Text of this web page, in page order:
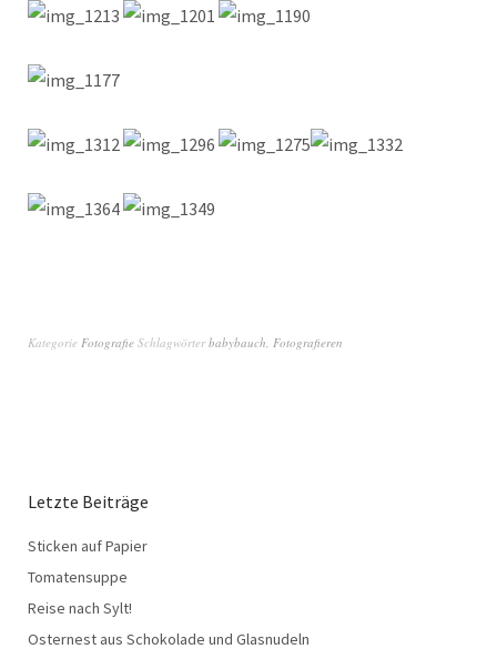
Kategorie Fotografie Schlagwörterbabybauch, Fotografieren
Letzte Beiträge
Sticken auf Papier
Tomatensuppe
Reise nach Sylt!
Osternest aus Schokolade und Glasnudeln